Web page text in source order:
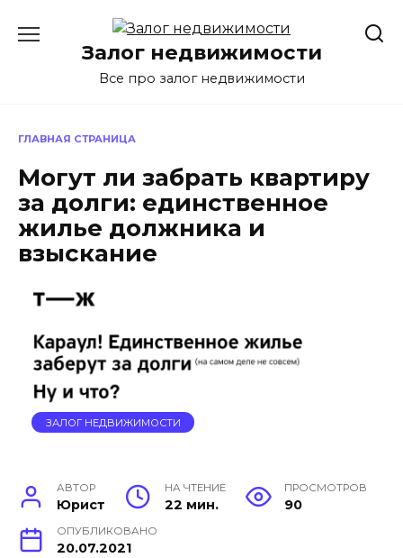
содержаниюЗалог недвижимости
Все про залог недвижимости
ГЛАВНАЯ СТРАНИЦА
Могут ли забрать квартиру
за долги: единственное
жилье должника и
взыскание
ЗАЛОГ НЕДВИЖИМОСТИ
АВТОР
Юрист
НА ЧТЕНИЕ
22 мин.
ПРОСМОТРОВ
90
ОПУБЛИКОВАНО
20.07.2021